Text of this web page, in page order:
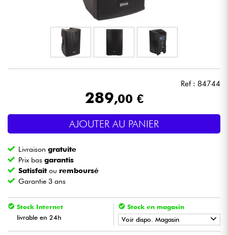
Micros & HF
Batteries & Percu
Vents
Violons & Quatuor
Ref : 84744
289,00 €
AJOUTER AU PANIER
Livraisongratuite
Prix basgarantis
Satisfait ou remboursé
Garantie 3 ans
Stock Internet
livrable en 24h
Stock en magasin
Voir dispo. Magasin